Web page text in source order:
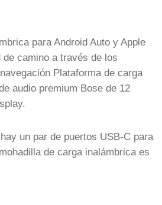
para Android Auto y Apple
camino a través de los
Plataforma de carga
audio premium Bose de 12
un par de puertos USB-C para
de carga inalámbrica es